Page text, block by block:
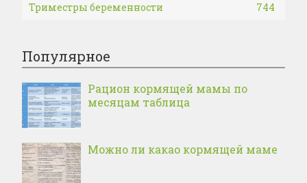
Триместры беременности
744
Популярное
Рацион кормящей мамы по
месяцам таблица
Можно ли какао кормящей маме